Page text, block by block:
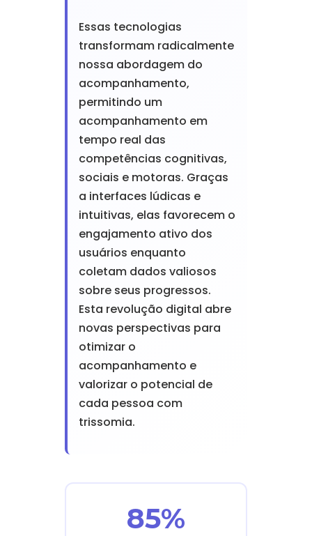
Essas tecnologias
transformam radicalmente
nossa abordagem do
acompanhamento,
permitindo um
acompanhamento em
tempo real das
competências cognitivas,
sociais e motoras. Graças
a interfaces lúdicas e
intuitivas, elas favorecem o
engajamento ativo dos
usuários enquanto
coletam dados valiosos
sobre seus progressos.
Esta revolução digital abre
novas perspectivas para
otimizar o
acompanhamento e
valorizar o potencial de
cada pessoa com
trissomia.
85%